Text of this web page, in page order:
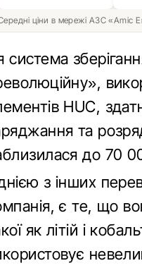
ціни в мережі АЗС «Amic
система
HUC,
та
до 70
з інших
є те, що
як літій і